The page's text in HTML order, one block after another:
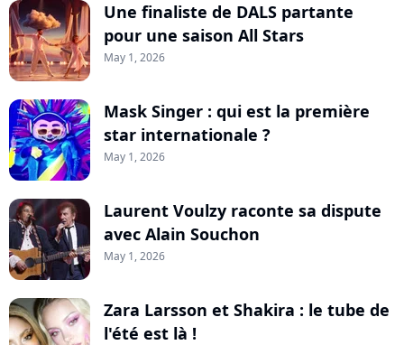
Une finaliste de DALS partante
pour une saison All Stars
May 1, 2026
Mask Singer : qui est la première
star internationale ?
May 1, 2026
Laurent Voulzy raconte sa dispute
avec Alain Souchon
May 1, 2026
Zara Larsson et Shakira : le tube de
l'été est là !